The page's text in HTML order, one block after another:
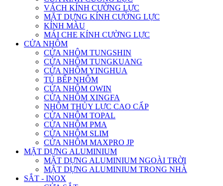
VÁCH KÍNH CƯỜNG LỰC
MẶT DỰNG KÍNH CƯỜNG LỰC
KÍNH MÀU
MÁI CHE KÍNH CƯỜNG LỰC
CỬA NHÔM
CỬA NHÔM TUNGSHIN
CỬA NHÔM TUNGKUANG
CỬA NHÔM YINGHUA
TỦ BẾP NHÔM
CỬA NHÔM OWIN
CỬA NHÔM XINGFA
NHÔM THỦY LỰC CAO CẤP
CỬA NHÔM TOPAL
CỬA NHÔM PMA
CỬA NHÔM SLIM
CỬA NHÔM MAXPRO JP
MẶT DỰNG ALUMINIUM
MẶT DỰNG ALUMINIUM NGOÀI TRỜI
MẶT DỰNG ALUMINIUM TRONG NHÀ
SẮT - INOX